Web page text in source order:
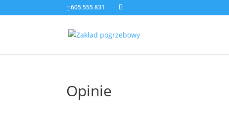
605 555 831
Opinie